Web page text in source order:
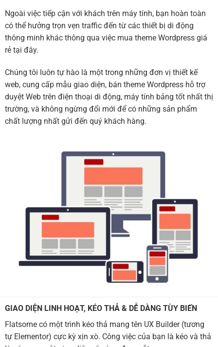
Ngoài việc tiếp cận với khách trên máy tính, bạn hoàn toàn
có thể hưởng trọn vẹn traffic đến từ các thiết bị di động
thông minh khác thông qua việc mua theme Wordpress giá
rẻ tại đây.
Chúng tôi luôn tự hào là một trong những đơn vị thiết kế
web, cung cấp mẫu giao diện, bán theme Wordpress hỗ trợ
duyệt Web trên điện thoại di động, máy tính bảng tốt nhất thị
trường, và không ngừng đổi mới để có những sản phẩm
chất lượng nhất gửi đến quý khách hàng.
GIAO DIỆN LINH HOẠT, KÉO THẢ & DỄ DÀNG TÙY BIẾN
Flatsome có một trình kéo thả mang tên UX Builder (tương
tự Elementor) cực kỳ xịn xò. Công việc của bạn là kéo và thả